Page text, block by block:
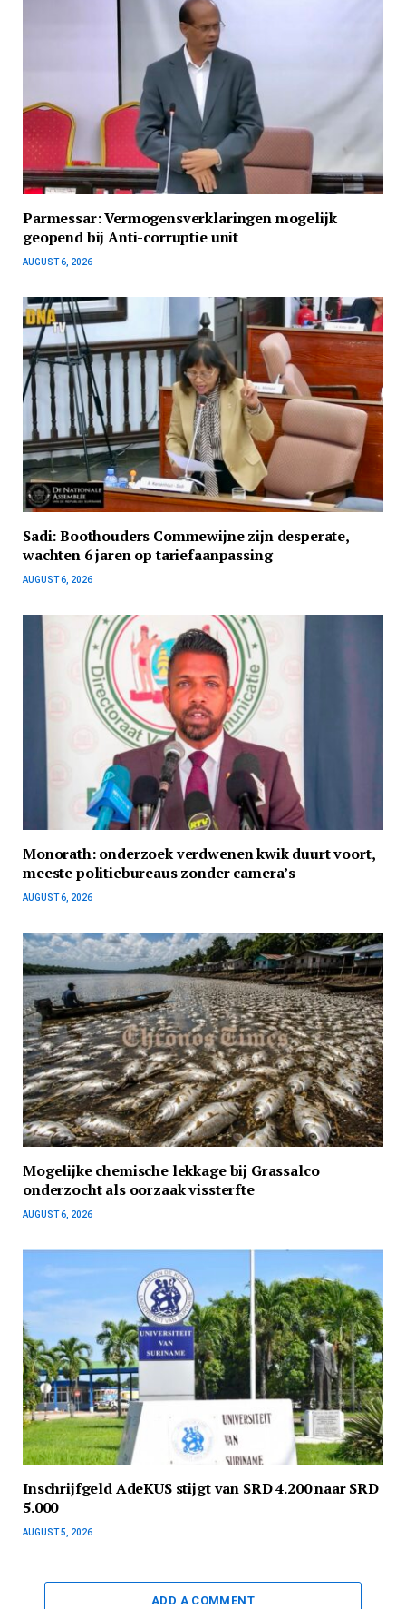
Parmessar: Vermogensverklaringen mogelijk
geopend bij Anti-corruptie unit
AUGUST 6, 2026
Sadi: Boothouders Commewijne zijn desperate,
wachten 6 jaren op tariefaanpassing
AUGUST 6, 2026
Monorath: onderzoek verdwenen kwik duurt voort,
meeste politiebureaus zonder camera’s
AUGUST 6, 2026
Mogelijke chemische lekkage bij Grassalco
onderzocht als oorzaak vissterfte
AUGUST 6, 2026
Inschrijfgeld AdeKUS stijgt van SRD 4.200 naar SRD
5.000
AUGUST 5, 2026
ADD A COMMENT